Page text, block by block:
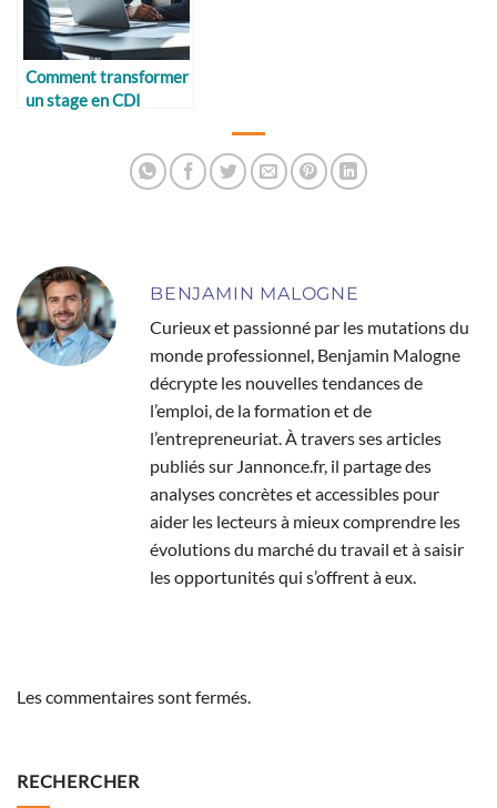
Comment transformer
un stage en CDI
BENJAMIN MALOGNE
Curieux et passionné par les mutations du
monde professionnel, Benjamin Malogne
décrypte les nouvelles tendances de
l’emploi, de la formation et de
l’entrepreneuriat. À travers ses articles
publiés sur Jannonce.fr, il partage des
analyses concrètes et accessibles pour
aider les lecteurs à mieux comprendre les
évolutions du marché du travail et à saisir
les opportunités qui s’offrent à eux.
Les commentaires sont fermés.
RECHERCHER